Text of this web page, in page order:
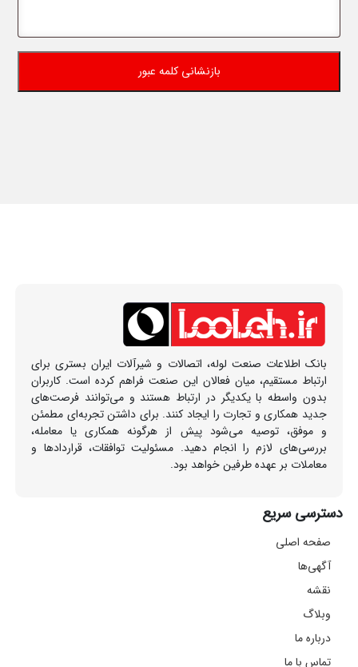
بازنشانی کلمه عبور
بانک اطلاعات صنعت لوله، اتصالات و شیرآلات ایران بستری برای
ارتباط مستقیم، میان فعالان این صنعت فراهم کرده است. کاربران
بدون واسطه با یکدیگر در ارتباط هستند و می‌توانند فرصت‌های
جدید همکاری و تجارت را ایجاد کنند. برای داشتن تجربه‌ای مطمئن
و موفق، توصیه می‌شود پیش از هرگونه همکاری یا معامله،
بررسی‌های لازم را انجام دهید. مسئولیت توافقات، قراردادها و
معاملات بر عهده طرفین خواهد بود.
دسترسی سریع
صفحه اصلی
آگهی‌ها
نقشه
وبلاگ
درباره ما
تماس با ما